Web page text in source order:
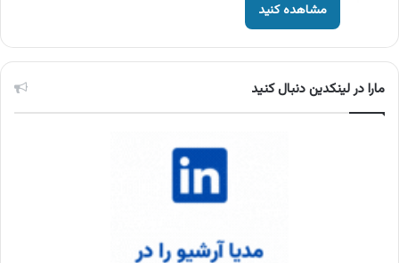
مشاهده کنید
مارا در لینکدین دنبال کنید